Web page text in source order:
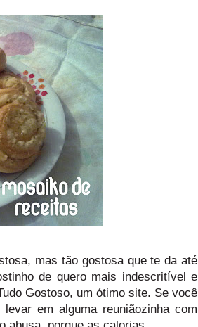
mas tão gostosa que te da até
de quero mais indescritível e
Gostoso , um ótimo site. Se você
em alguma reuniãozinha com